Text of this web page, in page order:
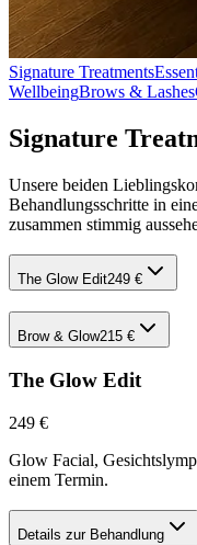
Signature Treatments
WellbeingBrows & Lashes
Signature
Unsere beiden
Behandlungsschritte in
zusammen stimmig
The Glow Edit249 €
Brow & Glow215 €
The Glow Edit
249 €
Glow Facial,
einem Termin.
Details zur Behandlung